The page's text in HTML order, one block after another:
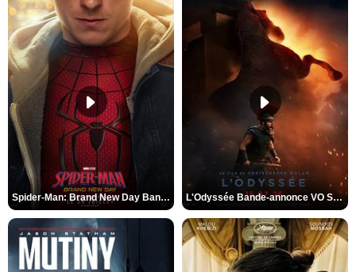
Spider-Man: Brand New Day Bande-annonce VO STFR L'Odyssée Bande-annonce VO STFR